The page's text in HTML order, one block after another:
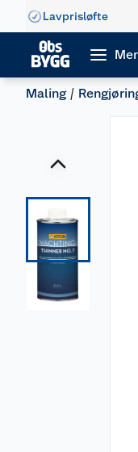
Lavprisløfte
Maling